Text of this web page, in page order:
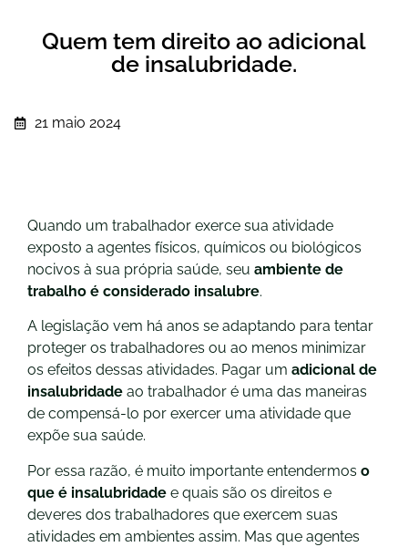
Quem tem direito ao adicional
de insalubridade.
21 maio 2024
Quando um trabalhador exerce sua atividade
exposto a agentes físicos, químicos ou biológicos
nocivos à sua própria saúde, seu ambiente de
trabalho é considerado insalubre.
A legislação vem há anos se adaptando para tentar
proteger os trabalhadores ou ao menos minimizar
os efeitos dessas atividades. Pagar um adicional de
insalubridade ao trabalhador é uma das maneiras
de compensá-lo por exercer uma atividade que
expõe sua saúde.
Por essa razão, é muito importante entendermos o
que é insalubridade e quais são os direitos e
deveres dos trabalhadores que exercem suas
atividades em ambientes assim. Mas que agentes